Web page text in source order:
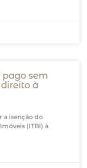
sem
à
a isenção do
(ITBI) à